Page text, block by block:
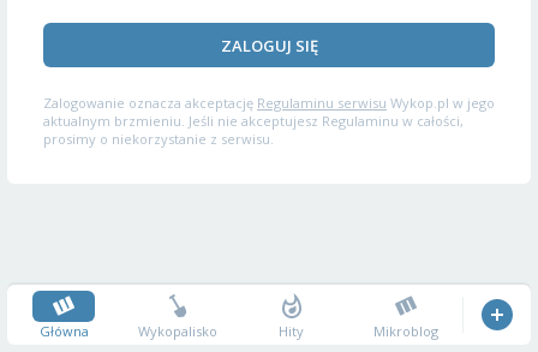
ZALOGUJ SIĘ
Zalogowanie oznacza akceptację Regulaminu serwisu Wykop.pl w jego
aktualnym brzmieniu. Jeśli nie akceptujesz Regulaminu w całości,
prosimy o niekorzystanie z serwisu.
Główna Wykopalisko Hity Mikroblog